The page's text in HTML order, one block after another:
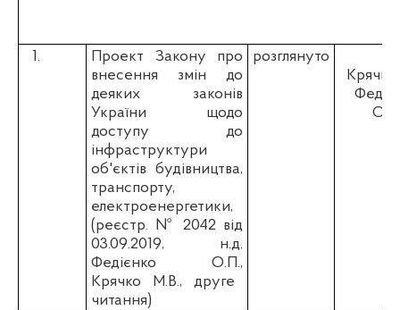
1.
Проект Закону про
внесення змін до
деяких законів
України щодо
доступу до
інфраструктури
об'єктів будівництва,
транспорту,
електроенергетики,
(реєстр. № 2042 від
03.09.2019, н.д.
Федієнко О.П.,
Крячко М.В., друге
читання)
розглянуто
О.П.